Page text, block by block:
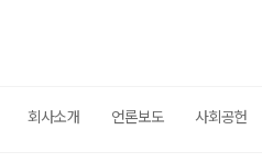
회사소개 언론보도 사회공헌